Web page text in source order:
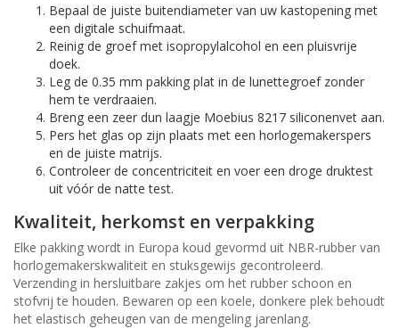
Bepaal de juiste buitendiameter van uw kastopening met
een digitale schuifmaat.
Reinig de groef met isopropylalcohol en een pluisvrije
doek.
Leg de 0.35 mm pakking plat in de lunettegroef zonder
hem te verdraaien.
Breng een zeer dun laagje Moebius 8217 siliconenvet aan.
Pers het glas op zijn plaats met een horlogemakerspers
en de juiste matrijs.
Controleer de concentriciteit en voer een droge druktest
uit vóór de natte test.
Kwaliteit, herkomst en verpakking
Elke pakking wordt in Europa koud gevormd uit NBR-rubber van
horlogemakerskwaliteit en stuksgewijs gecontroleerd.
Verzending in hersluitbare zakjes om het rubber schoon en
stofvrij te houden. Bewaren op een koele, donkere plek behoudt
het elastisch geheugen van de mengeling jarenlang.